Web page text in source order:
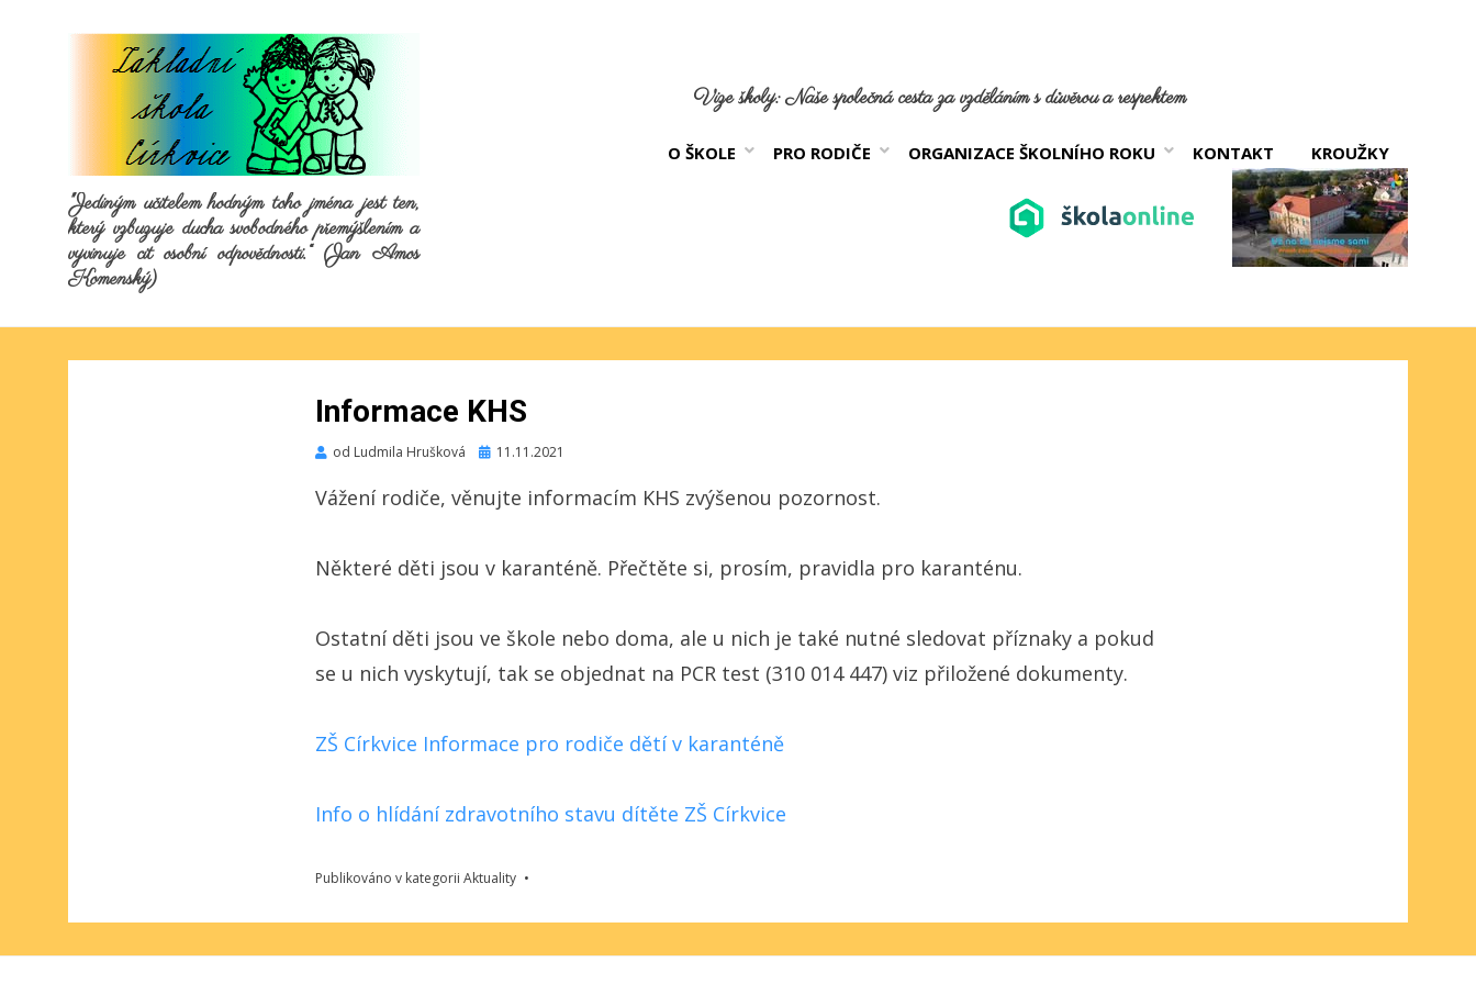
"Jediným učitelem hodným toho jména jest ten,
který vzbuzuje ducha svobodného přemýšlením a
vyvinuje cit osobní odpovědnosti.“ (Jan Amos
Komenský)
Vize školy: Naše společná cesta za vzděláním s důvěrou a respektem
O ŠKOLE PRO RODIČE ORGANIZACE ŠKOLNÍHO ROKU KONTAKT KROUŽKY
Informace KHS
od Ludmila Hrušková Publikováno
11.11.2021
Vážení rodiče, věnujte informacím KHS zvýšenou pozornost.
Některé děti jsou v karanténě. Přečtěte si, prosím, pravidla pro karanténu.
Ostatní děti jsou ve škole nebo doma, ale u nich je také nutné sledovat příznaky a pokud
se u nich vyskytují, tak se objednat na PCR test (310 014 447) viz přiložené dokumenty.
ZŠ Církvice Informace pro rodiče dětí v karanténě
Info o hlídání zdravotního stavu dítěte ZŠ Církvice
Publikováno v kategorii Aktuality